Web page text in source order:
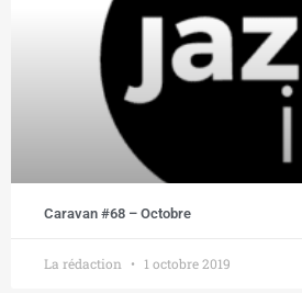
Caravan #68 – Octobre
La rédaction 1 octobre 2019